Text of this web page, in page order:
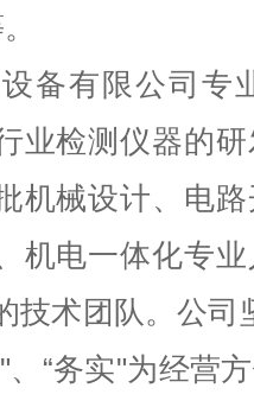
备有限公司专
业检测仪器的
机械设计、电
机电一体化专
技术团队。公司
、“务实"为经营